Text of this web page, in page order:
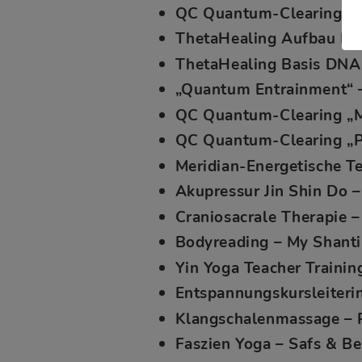
QC Quantum-Clearing
ThetaHealing Aufbau
ThetaHealing Basis
„Quantum
QC Quantum-Clearing
QC Quantum-Clearing
Meridian-Energetische
Akupressur Jin Shin Do
Craniosacrale Therapie
Bodyreading – My Shanti
Yin Yoga Teacher
Klangschalenmassage –
Faszien Yoga – Safs &